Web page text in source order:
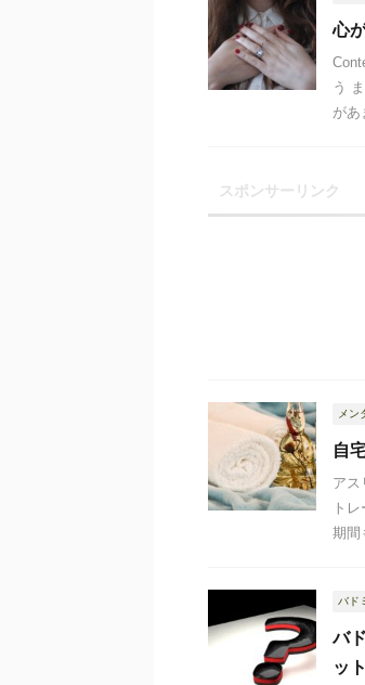
心
う
があ
スポンサーリンク
メン
自
アス
ト
期間
バド
バ
ッ